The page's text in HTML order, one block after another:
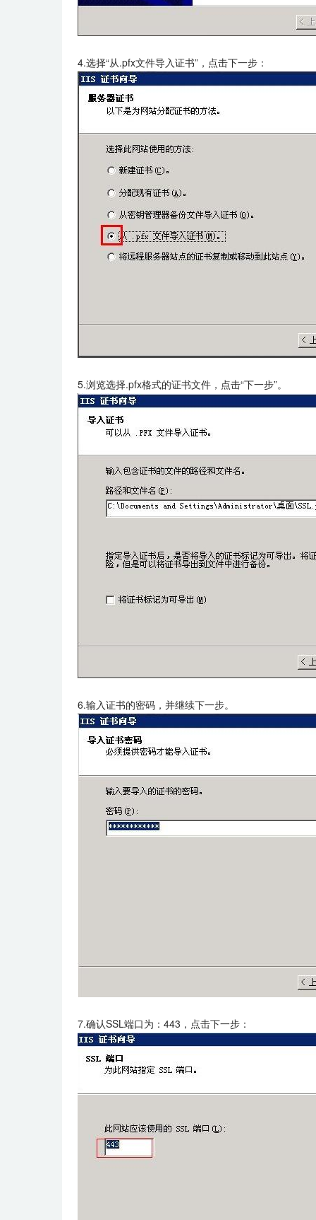
4.选择“从.pfx文件导入证书”，点击下一步：
5.浏览选择.pfx格式的证书文件，点击“下一步”。
6.输入证书的密码，并继续下一步。
7.确认SSL端口为：443，点击下一步：